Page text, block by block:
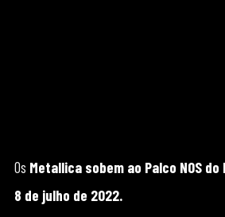
Os Metallica sobem ao Palco NOS do
8 de julho de 2022.